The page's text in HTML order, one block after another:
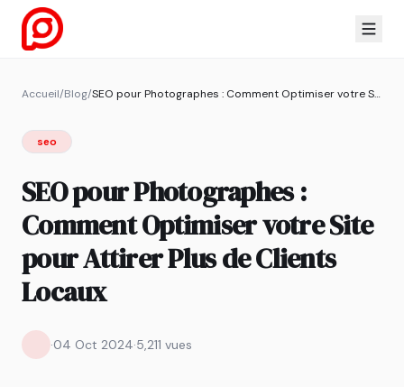
Accueil/Blog/ SEO pour Photographes : Comment Optimiser votre Site pour Attirer Plus de Clients Locaux
seo
SEO pour Photographes :
Comment Optimiser votre Site
pour Attirer Plus de Clients
Locaux
·04 Oct 2024·5,211 vues